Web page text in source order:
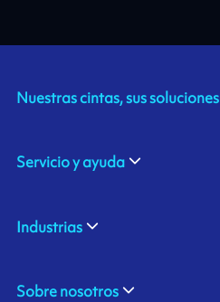
Nuestras cintas, sus soluciones
Servicio y ayuda
Industrias
Sobre nosotros